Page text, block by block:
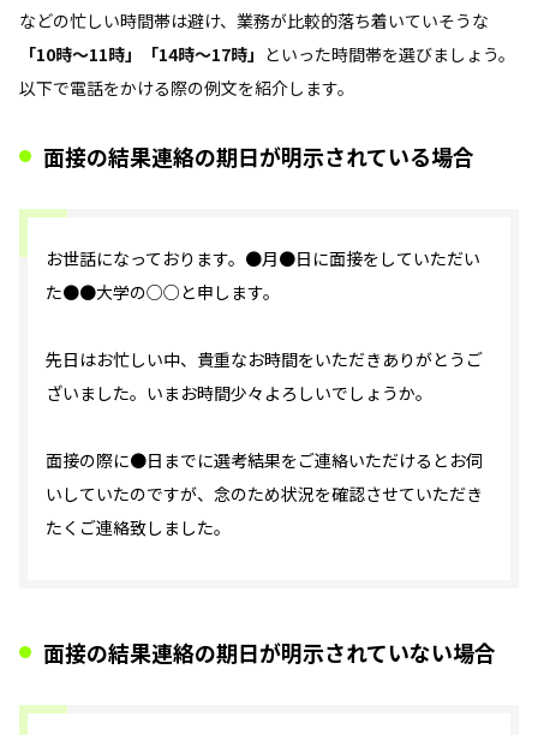
などの忙しい時間帯は避け、業務が比較的落ち着いていそうな
「10時～11時」「14時～17時」 といった時間帯を選びましょう。
以下で電話をかける際の例文を紹介します。
面接の結果連絡の期日が明示されている場合
お世話になっております。●月●日に面接をしていただい
た●●大学の○○と申します。
先日はお忙しい中、貴重なお時間をいただきありがとうご
ざいました。いまお時間少々よろしいでしょうか。
面接の際に●日までに選考結果をご連絡いただけるとお伺
いしていたのですが、念のため状況を確認させていただき
たくご連絡致しました。
面接の結果連絡の期日が明示されていない場合